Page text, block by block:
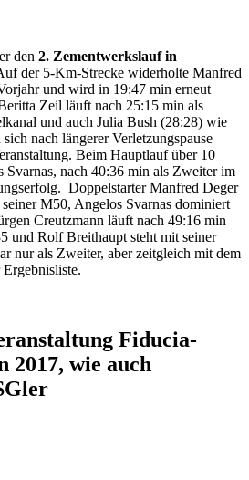
den 2. Zementwerkslauf in
der 5-Km-Strecke widerholte Manfred
und wird in 19:47 min erneut
Zeil läuft nach 25:15 min als
und auch Julia Bush (28:28) wie
nach längerer Verletzungspause
Beim Hauptlauf über 10
nach 40:36 min als Zweiter im
Doppelstarter Manfred Deger
M50, Angelos Svarnas dominiert
Creutzmann läuft nach 49:16 min
und Rolf Breithaupt steht mit seiner
nur als Zweiter, aber zeitgleich mit dem
Fiducia-
2017, wie auch